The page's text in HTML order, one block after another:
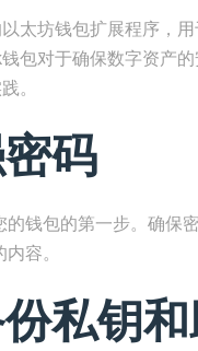
太坊钱包扩展程序，
包对于确保数字资产
。
码
钱包的第一步。确保
容。
私钥